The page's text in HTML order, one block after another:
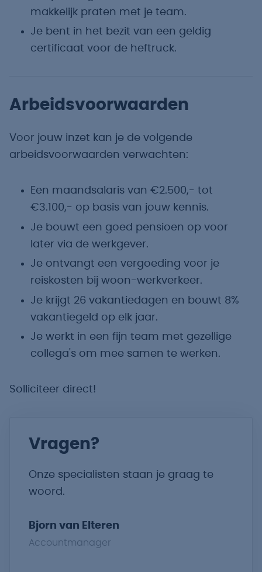
makkelijk praten met je team.
Je bent in het bezit van een geldig
certificaat voor de heftruck.
Arbeidsvoorwaarden
Voor jouw inzet kan je de volgende
arbeidsvoorwaarden verwachten:
Een maandsalaris van €2.500,- tot
€3.100,- op basis van jouw kennis.
Je bouwt een goed pensioen op voor
later via de werkgever.
Je ontvangt een vergoeding voor je
reiskosten bij woon-werkverkeer.
Je krijgt 26 vakantiedagen en bouwt 8%
vakantiegeld op elk jaar.
Je werkt in een fijn team met gezellige
collega's om mee samen te werken.
Solliciteer direct!
Vragen?
Onze specialisten staan je graag te
woord.
Bjorn van Elteren
Accountmanager